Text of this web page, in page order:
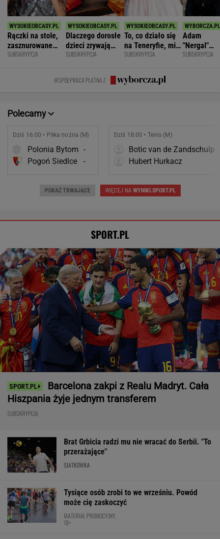
Rączki na stole,
zasznurowane
usta. Byłam
SUBSKRYPCJA
Dlaczego dorosłe
dzieci zrywają
kontakt z
SUBSKRYPCJA
To, co działo się
na Teneryfie, mi
się należało. Nie
złe
SUBSKRYPCJA
Adam
"Nergal"
Darski: Ja
SUBSKRYPCJA
WSPÓŁPRACA PŁATNA Z
Polecamy
Dziś 16:00 • Piłka nożna (M)
Polonia Bytom -
Pogoń Siedlce
-
Dziś 18:00 • Tenis (M)
Botic van de Zandschulp
Hubert Hurkacz
POKAŻ TRWAJĄCE WIĘCEJ NAWYNIKI.SPORT.PL
SPORT.PL
Barcelona zakpi z Realu Madryt. Cała
Hiszpania żyje jednym transferem
SUBSKRYPCJA
Brat Grbicia radzi mu nie wracać do Serbii. "To
przerażające"
SIATKÓWKA
Tysiące osób zrobi to we wrześniu. Powód
może cię zaskoczyć
MATERIAŁ PROMOCYJNY,
18+